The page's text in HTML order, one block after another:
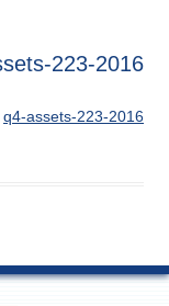
2016-q4-assets-223
2016-q4-assets-223